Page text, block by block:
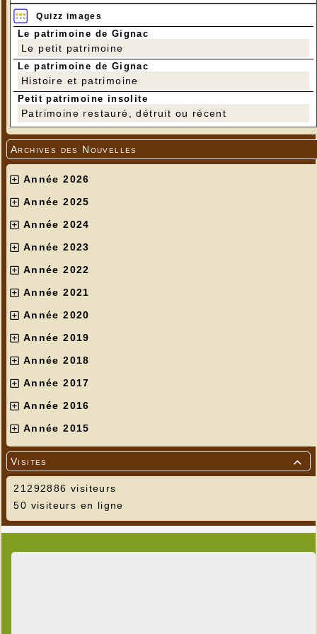
Quizz images
Le patrimoine de Gignac
Le petit patrimoine
Le patrimoine de Gignac
Histoire et patrimoine
Petit patrimoine insolite
Patrimoine restauré, détruit ou récent
Archives des Nouvelles
Année 2026
Année 2025
Année 2024
Année 2023
Année 2022
Année 2021
Année 2020
Année 2019
Année 2018
Année 2017
Année 2016
Année 2015

Visites
21292886 visiteurs
50 visiteurs en ligne